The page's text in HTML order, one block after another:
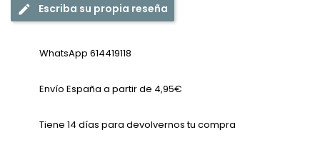
Escriba su propia reseña
WhatsApp 614419118
Envío España a partir de 4,95€
Tiene 14 días para devolvernos tu compra